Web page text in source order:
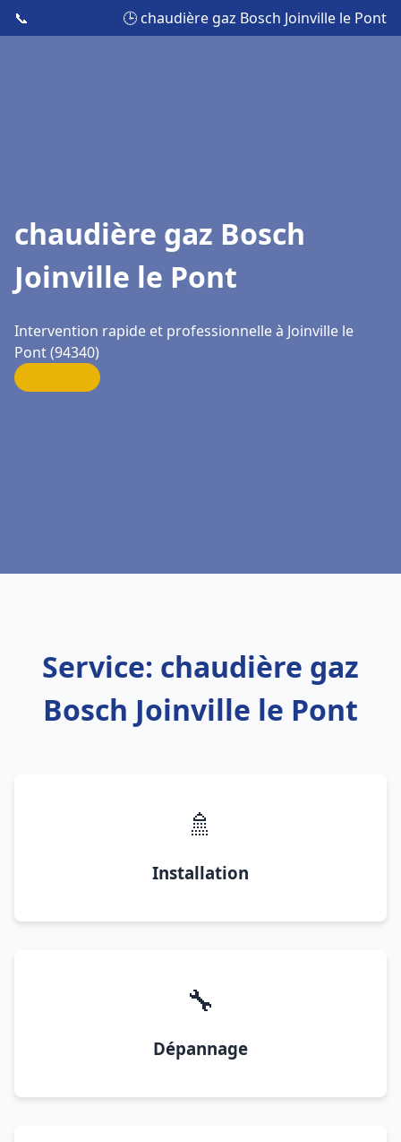
📞 🕒 chaudière gaz Bosch Joinville le Pont
chaudière gaz Bosch
Joinville le Pont
Intervention rapide et professionnelle à Joinville le
Pont (94340)
Service: chaudière gaz
Bosch Joinville le Pont
🚿
Installation
🔧
Dépannage